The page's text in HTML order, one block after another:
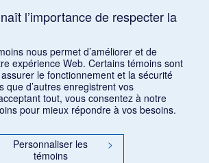
l’importance de respecter la
nous permet d’améliorer et de
expérience Web. Certains témoins sont
le fonctionnement et la sécurité
que d’autres enregistrent vos
tout, vous consentez à notre
pour mieux répondre à vos besoins.
Personnaliser les
témoins
>